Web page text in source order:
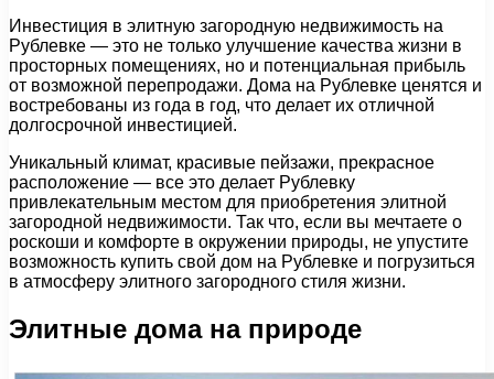
Инвестиция в элитную загородную недвижимость на
Рублевке — это не только улучшение качества жизни в
просторных помещениях, но и потенциальная прибыль
от возможной перепродажи. Дома на Рублевке ценятся и
востребованы из года в год, что делает их отличной
долгосрочной инвестицией.
Уникальный климат, красивые пейзажи, прекрасное
расположение — все это делает Рублевку
привлекательным местом для приобретения элитной
загородной недвижимости. Так что, если вы мечтаете о
роскоши и комфорте в окружении природы, не упустите
возможность купить свой дом на Рублевке и погрузиться
в атмосферу элитного загородного стиля жизни.
Элитные дома на природе